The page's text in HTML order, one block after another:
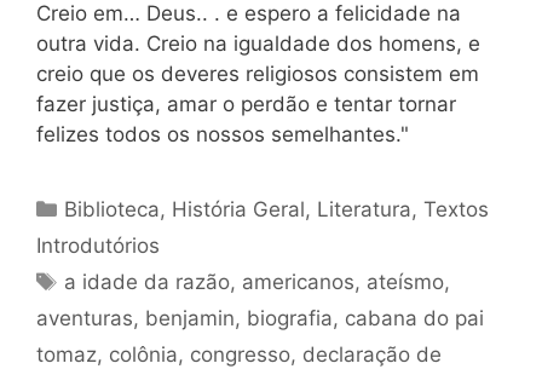
Creio em… Deus.. . e espero a felicidade na
outra vida. Creio na igualdade dos homens, e
creio que os deveres religiosos consistem em
fazer justiça, amar o perdão e tentar tornar
felizes todos os nossos semelhantes."
Categorias
Biblioteca, História Geral, Literatura,Textos
Introdutórios
Tags
a idade da razão, americanos, ateísmo,
aventuras, benjamin, biografia, cabana do pai
tomaz, colônia, congresso, declaração de